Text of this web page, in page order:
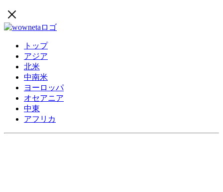
トップ
アジア
北米
中南米
ヨーロッパ
オセアニア
中東
アフリカ